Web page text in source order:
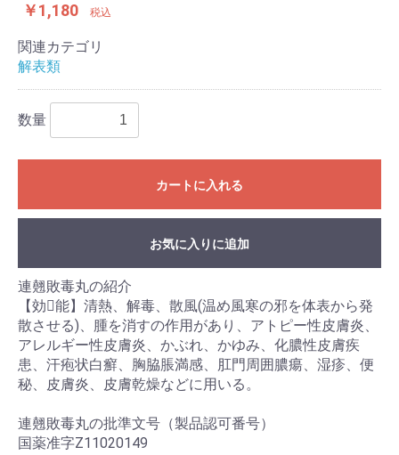
￥1,180 税込
関連カテゴリ
解表類
数量
カートに入れる
お気に入りに追加
連翹敗毒丸の紹介
【効能】清熱、解毒、散風(温め風寒の邪を体表から発
散させる)、腫を消すの作用があり、アトピー性皮膚炎、
アレルギー性皮膚炎、かぶれ、かゆみ、化膿性皮膚疾
患、汗疱状白癬、胸脇脹満感、肛門周囲膿瘍、湿疹、便
秘、皮膚炎、皮膚乾燥などに用いる。
連翹敗毒丸の批準文号（製品認可番号）
国薬准字Z11020149